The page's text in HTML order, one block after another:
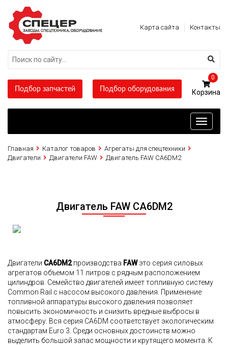
Карта сайта Контакты
Подбор запчастей Подбор оборудования
0
Toggle
Главная Каталог товаров
Агрегаты для спецтехники
Двигатели
Двигатели FAW Двигатель FAW CA6DM2
Двигатель FAW CA6DM2
Двигатели CA6DM2производства FAWэто серия силовых
агрегатов объемом 11 литров с рядным расположением
цилиндров. Семейство двигателей имеет топливную систему
Common Rail с насосом высокого давления. Применение
топливной аппаратуры высокого давления позволяет
повысить экономичность и снизить вредные выбросы в
атмосферу. Вся серия CA6DM соответствует экологическим
стандартам Euro 3. Среди основных достоинств можно
выделить большой запас мощности и крутящего момента. К